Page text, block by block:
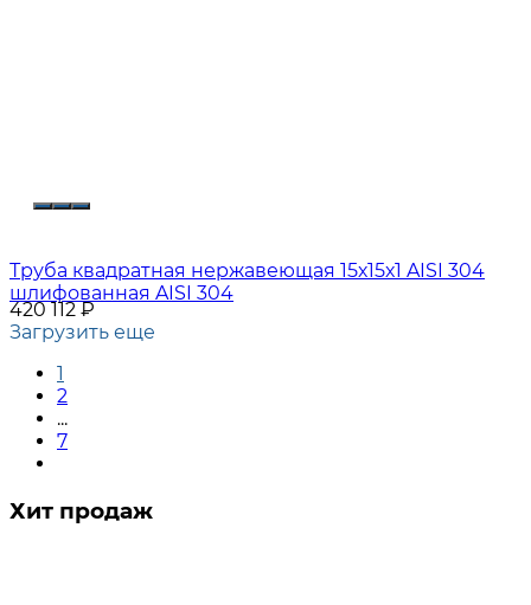
Труба квадратная нержавеющая 15х15х1 AISI 304
шлифованная AISI 304
420 112 ₽
Загрузить еще
1
2
...
7
Хит продаж